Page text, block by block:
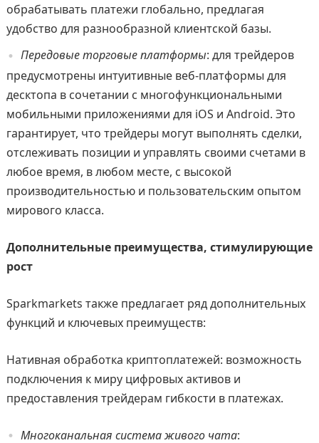
обрабатывать платежи глобально, предлагая
удобство для разнообразной клиентской базы.
Передовые торговые платформы: для трейдеров
предусмотрены интуитивные веб-платформы для
десктопа в сочетании с многофункциональными
мобильными приложениями для iOS и Android. Это
гарантирует, что трейдеры могут выполнять сделки,
отслеживать позиции и управлять своими счетами в
любое время, в любом месте, с высокой
производительностью и пользовательским опытом
мирового класса.
Дополнительные преимущества, стимулирующие
рост
Sparkmarkets также предлагает ряд дополнительных
функций и ключевых преимуществ:
Нативная обработка криптоплатежей: возможность
подключения к миру цифровых активов и
предоставления трейдерам гибкости в платежах.
Многоканальная система живого чата: